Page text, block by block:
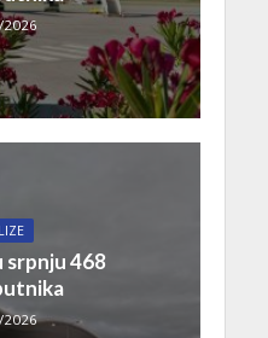
srpnju 468
2026